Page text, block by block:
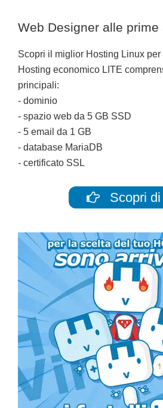
Web Designer alle prime
Scopri il miglior Hosting Linux per
Hosting economico LITE
principali:
- dominio
- spazio web da 5 GB SSD
- 5 email da 1 GB
- database MariaDB
- certificato SSL
Scopri